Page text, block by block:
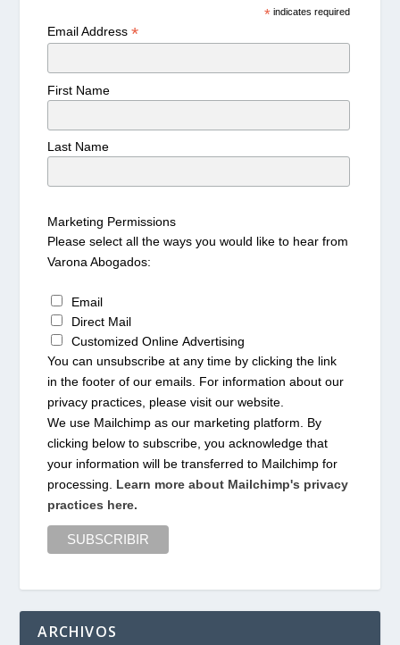
*indicates required
Email Address*
First Name
Last Name
Marketing Permissions
Please select all the ways you would like to hear from
Varona Abogados:
Email
Direct Mail
Customized Online Advertising
You can unsubscribe at any time by clicking the link
in the footer of our emails. For information about our
privacy practices, please visit our website.
We use Mailchimp as our marketing platform. By
clicking below to subscribe, you acknowledge that
your information will be transferred to Mailchimp for
processing. Learn more about Mailchimp's privacy
practices here.
ARCHIVOS